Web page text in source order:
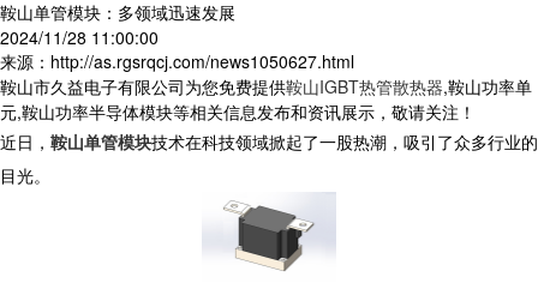
鞍山单管模块：多领域迅速发展
2024/11/28 11:00:00
来源：http://as.rgsrqcj.com/news1050627.html
鞍山市久益电子有限公司为您免费提供鞍山IGBT热管散热器,鞍山功率单
元,鞍山功率半导体模块等相关信息发布和资讯展示，敬请关注！
近日， 鞍山单管模块技术在科技领域掀起了一股热潮，吸引了众多行业的
目光。